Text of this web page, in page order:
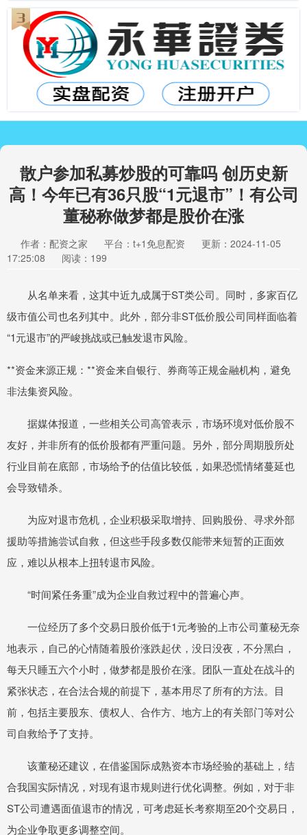
散户参加私募炒股的可靠吗 创历史新
高！今年已有36只股“1元退市”！有公司
董秘称做梦都是股价在涨
作者：配资之家 平台：t+1免息配资
更新：2024-11-05
17:25:08
阅读：199
从名单来看，这其中近九成属于ST类公司。同时，多家百亿
级市值公司也名列其中。此外，部分非ST低价股公司同样面临着
“1元退市”的严峻挑战或已触发退市风险。
**资金来源正规：**资金来自银行、券商等正规金融机构，避免
非法集资风险。
据媒体报道，一些相关公司高管表示，市场环境对低价股不
友好，并非所有的低价股都有严重问题。另外，部分周期股所处
行业目前在底部，市场给予的估值比较低，如果恐慌情绪蔓延也
会导致错杀。
为应对退市危机，企业积极采取增持、回购股份、寻求外部
援助等措施尝试自救，但这些手段多数仅能带来短暂的正面效
应，难以从根本上扭转退市风险。
“时间紧任务重”成为企业自救过程中的普遍心声。
一位经历了多个交易日股价低于1元考验的上市公司董秘无奈
地表示，自己的心情随着股价涨跌起伏，没日没夜，不分黑白，
每天只睡五六个小时，做梦都是股价在涨。团队一直处在战斗的
紧张状态，在合法合规的前提下，基本用尽了所有的方法。目
前，包括主要股东、债权人、合作方、地方上的有关部门等对公
司自救给予了支持。
该董秘还建议，在借鉴国际成熟资本市场经验的基础上，结
合我国实际情况，对现有退市规则进行优化调整。例如，对于非
ST公司遭遇面值退市的情况，可考虑延长考察期至20个交易日，
为企业争取更多调整空间。